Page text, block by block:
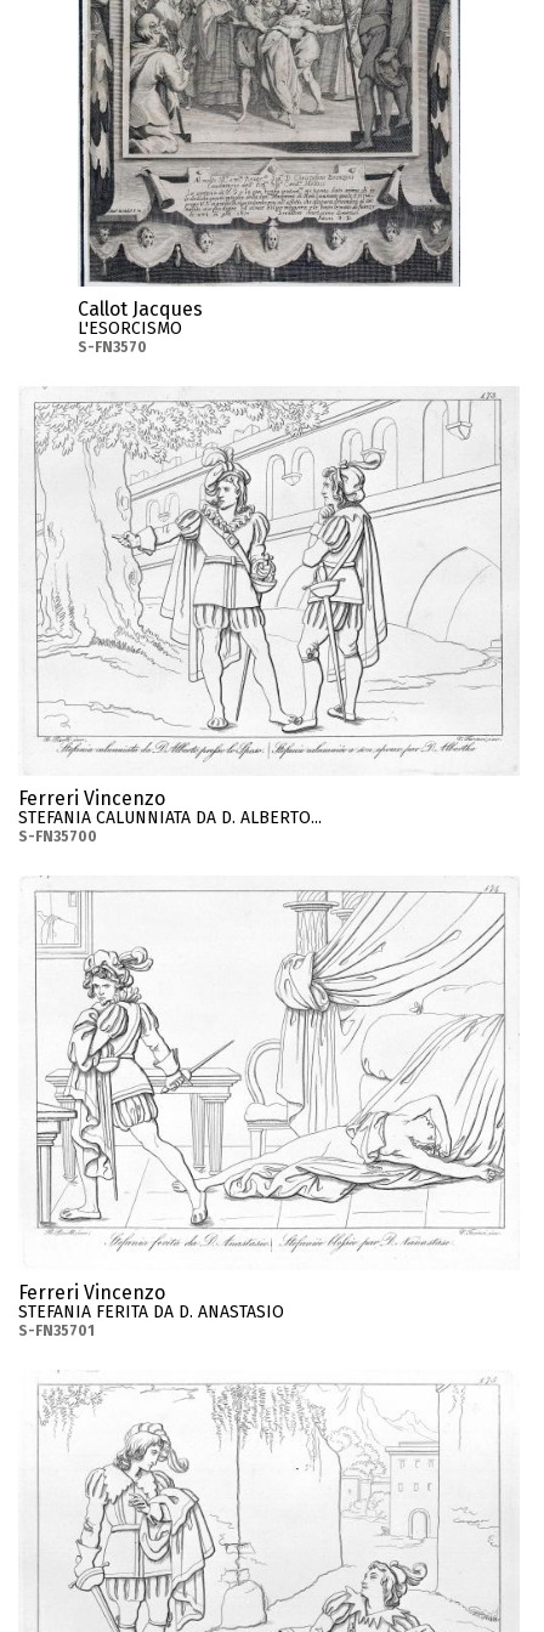
Callot Jacques
L'ESORCISMO
S-FN3570
Ferreri Vincenzo
STEFANIA CALUNNIATA DA D. ALBERTO...
S-FN35700
Ferreri Vincenzo
STEFANIA FERITA DA D. ANASTASIO
S-FN35701